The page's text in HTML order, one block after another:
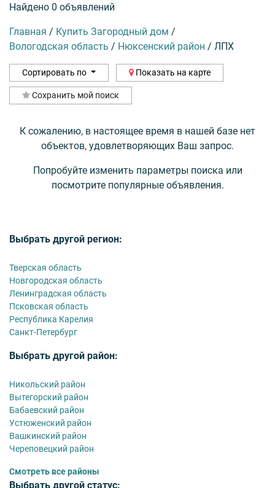
Найдено 0 объявлений
Главная / Купить Загородный дом /
Вологодская область / Нюксенский район / ЛПХ
Сортировать по Показать на карте
Сохранить мой поиск
К сожалению, в настоящее время в нашей базе нет
объектов, удовлетворяющих Ваш запрос.
Попробуйте изменить параметры поиска или
посмотрите популярные объявления.
Выбрать другой регион:
Тверская область
Новгородская область
Ленинградская область
Псковская область
Республика Карелия
Санкт-Петербург
Выбрать другой район:
Никольский район
Вытегорский район
Бабаевский район
Устюженский район
Вашкинский район
Череповецкий район
Смотреть все районы
Выбрать другой статус: